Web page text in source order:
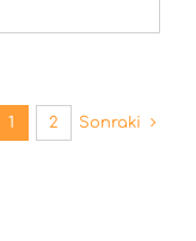
1 2 Sonraki